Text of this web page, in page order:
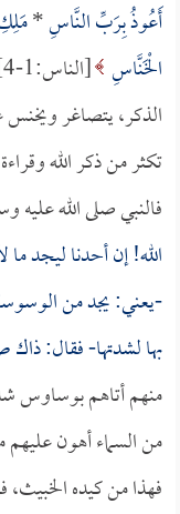
أَعُوذُ بِرَبِّ النَّاسِ*
الْخَنَّاسِ
الذكر، يتصاغر
تكثر من ذكر الله
فالنبي صلى الله
الله! إن أحدنا ليجد
-يعني: يجد من
بها لشدتها- فقال: ذاك
منهم أتاهم بوساوس
من السماء أهون عليهم
فهذا من كيده